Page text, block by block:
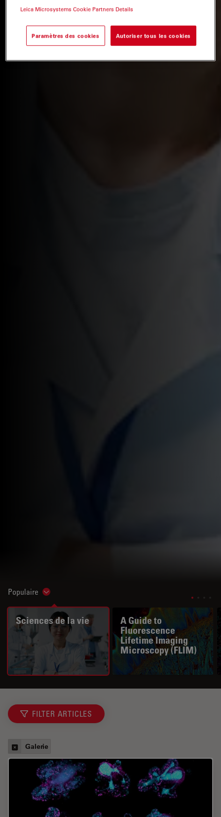
Populaire Show subnavigation
Sciences de la vie
A Guide to
Fluorescence
Lifetime Imaging
Microscopy (FLIM)
FILTER ARTICLES
Galerie
Leica Microsystems Cookie Partners Details
Paramètres des cookies Autoriser tous les cookies